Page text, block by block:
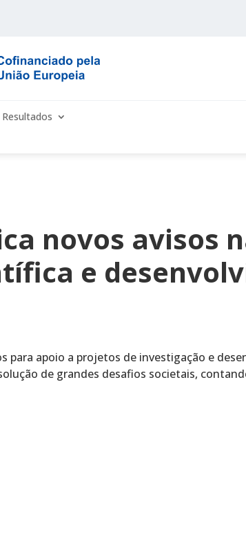
Resultados
novos avisos
e
para apoio a projetos de investigação e
de grandes desafios societais,